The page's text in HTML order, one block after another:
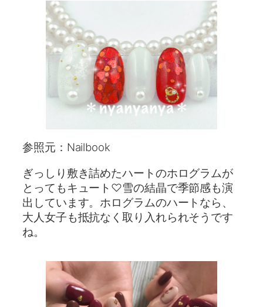
参照元：Nailbook
ぎっしり敷き詰めたハートのホログラムが
とってもキュート♡雪の結晶で季節感も演
出しています。ホログラムのハートなら、
大人女子も抵抗なく取り入れられそうです
ね。